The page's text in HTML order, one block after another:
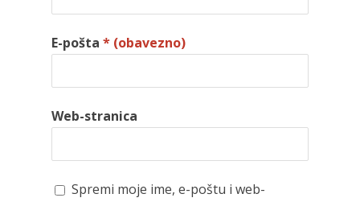
E-pošta * (obavezno)
Web-stranica
Spremi moje ime, e-poštu i web-